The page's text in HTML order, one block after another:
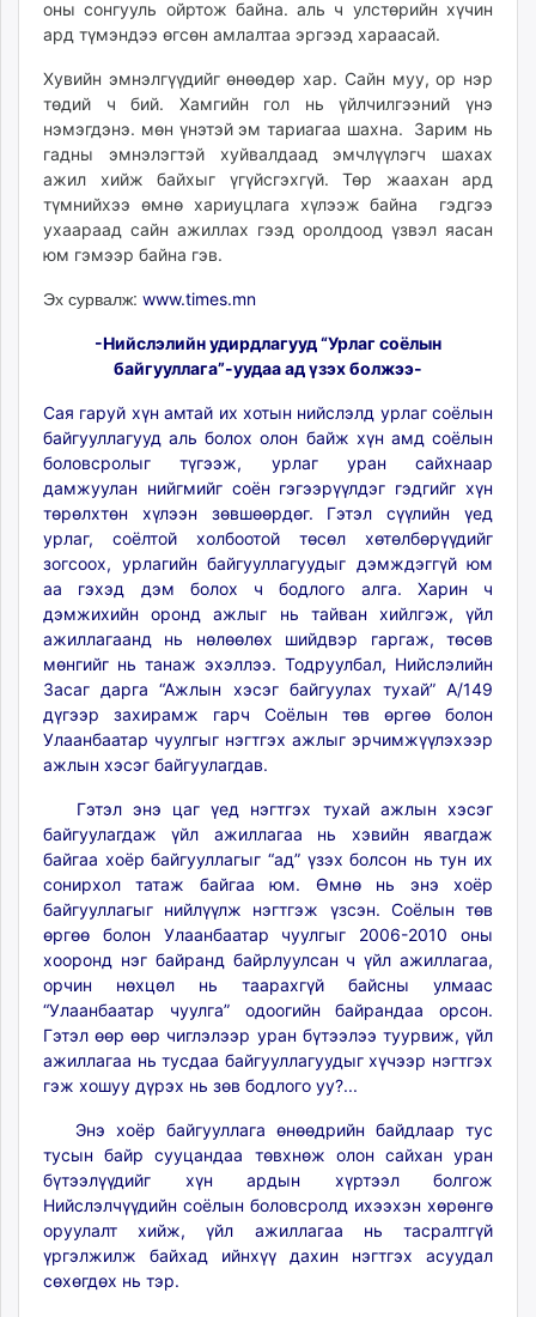
оны сонгууль ойртож байна. аль ч улстөрийн хүчин
ард түмэндээ өгсөн амлалтаа эргээд хараасай.
Хувийн эмнэлгүүдийг өнөөдөр хар. Сайн муу, ор нэр
төдий ч бий. Хамгийн гол нь үйлчилгээний үнэ
нэмэгдэнэ. мөн үнэтэй эм тариагаа шахна. Зарим нь
гадны эмнэлэгтэй хуйвалдаад эмчлүүлэгч шахах
ажил хийж байхыг үгүйсгэхгүй. Төр жаахан ард
түмнийхээ өмнө хариуцлага хүлээж байна гэдгээ
ухаараад сайн ажиллах гээд оролдоод үзвэл яасан
юм гэмээр байна гэв.
Эх сурвалж: www.times.mn
-Нийслэлийн удирдлагууд “Урлаг соёлын
байгууллага”-уудаа ад үзэх болжээ-
Сая гаруй хүн амтай их хотын нийслэлд урлаг соёлын
байгууллагууд аль болох олон байж хүн амд соёлын
боловсролыг түгээж, урлаг уран сайхнаар
дамжуулан нийгмийг соён гэгээрүүлдэг гэдгийг хүн
төрөлхтөн хүлээн зөвшөөрдөг. Гэтэл сүүлийн үед
урлаг, соёлтой холбоотой төсөл хөтөлбөрүүдийг
зогсоох, урлагийн байгууллагуудыг дэмждэггүй юм
аа гэхэд дэм болох ч бодлого алга. Харин ч
дэмжихийн оронд ажлыг нь тайван хийлгэж, үйл
ажиллагаанд нь нөлөөлөх шийдвэр гаргаж, төсөв
мөнгийг нь танаж эхэллээ. Тодруулбал, Нийслэлийн
Засаг дарга “Ажлын хэсэг байгуулах тухай” А/149
дүгээр захирамж гарч Соёлын төв өргөө болон
Улаанбаатар чуулгыг нэгтгэх ажлыг эрчимжүүлэхээр
ажлын хэсэг байгуулагдав.
Гэтэл энэ цаг үед нэгтгэх тухай ажлын хэсэг
байгуулагдаж үйл ажиллагаа нь хэвийн явагдаж
байгаа хоёр байгууллагыг “ад” үзэх болсон нь тун их
сонирхол татаж байгаа юм. Өмнө нь энэ хоёр
байгууллагыг нийлүүлж нэгтгэж үзсэн. Соёлын төв
өргөө болон Улаанбаатар чуулгыг 2006-2010 оны
хооронд нэг байранд байрлуулсан ч үйл ажиллагаа,
орчин нөхцөл нь таарахгүй байсны улмаас
“Улаанбаатар чуулга” одоогийн байрандаа орсон.
Гэтэл өөр өөр чиглэлээр уран бүтээлээ туурвиж, үйл
ажиллагаа нь тусдаа байгууллагуудыг хүчээр нэгтгэх
гэж хошуу дүрэх нь зөв бодлого уу?...
Энэ хоёр байгууллага өнөөдрийн байдлаар тус
тусын байр сууцандаа төвхнөж олон сайхан уран
бүтээлүүдийг хүн ардын хүртээл болгож
Нийслэлчүүдийн соёлын боловсролд ихээхэн хөрөнгө
оруулалт хийж, үйл ажиллагаа нь тасралтгүй
үргэлжилж байхад ийнхүү дахин нэгтгэх асуудал
сөхөгдөх нь тэр.